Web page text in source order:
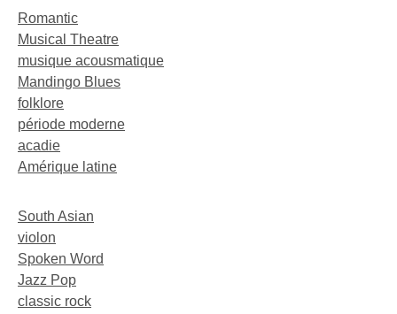
Romantic
Musical Theatre
musique acousmatique
Mandingo Blues
folklore
période moderne
acadie
Amérique latine
South Asian
violon
Spoken Word
Jazz Pop
classic rock